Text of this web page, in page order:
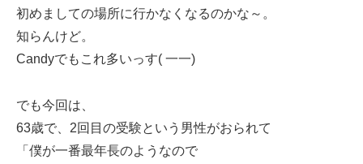
初めましての場所に行かなくなるのかな～。
知らんけど。
Candyでもこれ多いっす( 一一)
でも今回は、
63歳で、2回目の受験という男性がおられて
「僕が一番最年長のようなので